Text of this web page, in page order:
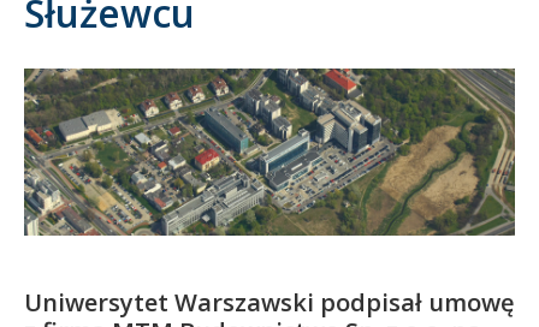
Absolwent
Służewcu
Uniwersytet Warszawski podpisał umowę